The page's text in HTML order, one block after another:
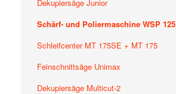
Dekupiersäge Junior
Schärf- und Poliermaschine WSP 125
Schleifcenter MT 175SE + MT 175
Feinschnittsäge Unimax
Dekupiersäge Multicut-2